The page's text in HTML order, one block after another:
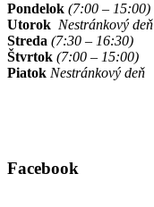
Pondelok (7:00 – 15:00)
Utorok Nestránkový deň
Streda (7:30 – 16:30)
Štvrtok (7:00 – 15:00)
Piatok Nestránkový deň
Facebook